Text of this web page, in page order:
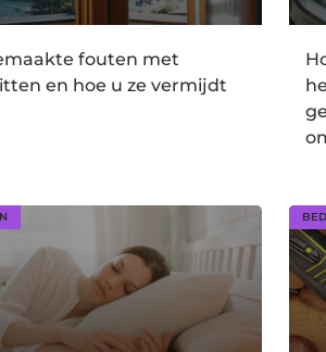
fouten met
en hoe u ze vermijdt